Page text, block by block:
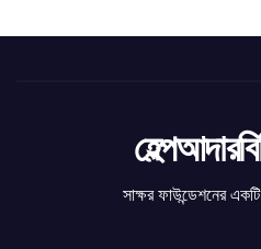
সাক্ষর ফাউন্ডেশনের